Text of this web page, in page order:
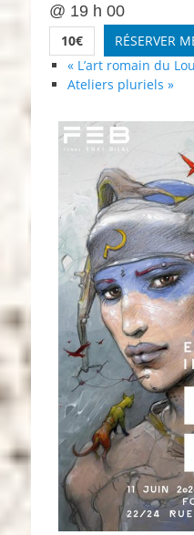
@ 19 h 00
10€
RÉSERVER
« L’art romain du
Ateliers pluriels »